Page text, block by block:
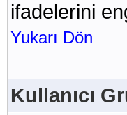
ifadelerini
Yukarı Dön
Kullanıcı